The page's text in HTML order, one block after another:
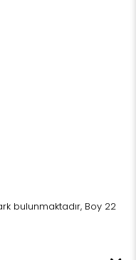
bulunmaktadır, Boy 22